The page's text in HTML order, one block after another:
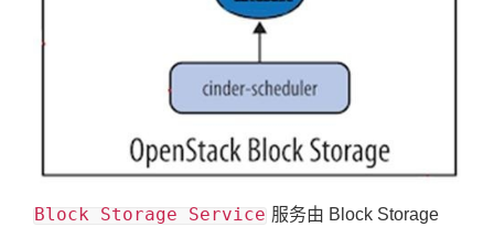
Block Storage Service 服务由 Block Storage